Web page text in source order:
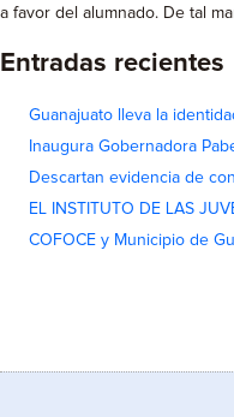
a favor del alumnado. De tal
Entradas recientes
Guanajuato lleva la
Inaugura Gobernadora
Descartan evidencia de
EL INSTITUTO DE LAS
COFOCE y Municipio de